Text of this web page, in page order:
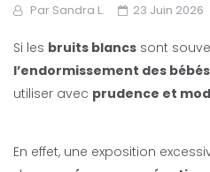
Par Sandra L. 23 Juin 2026
Si les bruits blancs sont
l’endormissement des bébés
utiliser avec prudence et
En effet, une exposition